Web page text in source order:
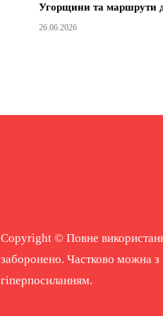
Угорщини та маршрути
26.06.2026
Copyright © Повне
заборонено. Частково можна з
гіперпосиланням.